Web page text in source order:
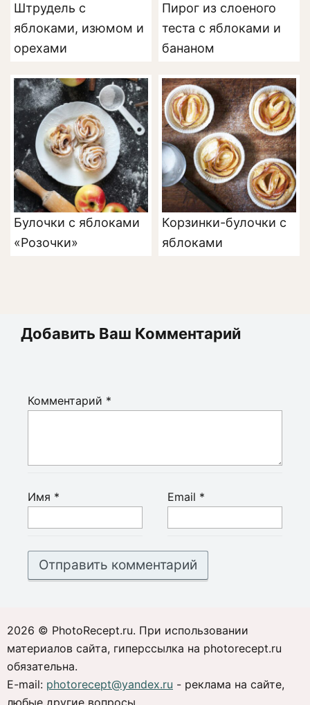
Штрудель с
яблоками, изюмом и
орехами
Пирог из слоеного
теста с яблоками и
бананом
Булочки с яблоками
«Розочки»
Корзинки-булочки с
яблоками
Добавить Ваш Комментарий
Комментарий *
Имя * Email *
2026 © PhotoRecept.ru. При использовании
материалов сайта, гиперссылка на photorecept.ru
обязательна.
E-mail: photorecept@yandex.ru - реклама на сайте,